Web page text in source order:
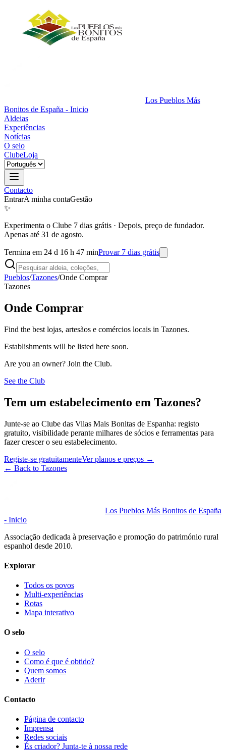
Los Pueblos Más
Bonitos de España - Inicio
Aldeias
Experiências
Notícias
O selo
ClubeLoja
Contacto
EntrarA minha contaGestão
✨
Experimenta o Clube 7 dias grátis · Depois, preço de fundador.
Apenas até 31 de agosto.
Termina em 24 d 16 h 47 minProvar 7 dias grátis
Pueblos/Tazones/Onde Comprar
Tazones
Onde Comprar
Find the best lojas, artesãos e comércios locais in Tazones.
Establishments will be listed here soon.
Are you an owner? Join the Club.
See the Club
Tem um estabelecimento em Tazones?
Junte-se ao Clube das Vilas Mais Bonitas de Espanha: registo
gratuito, visibilidade perante milhares de sócios e ferramentas para
fazer crescer o seu estabelecimento.
Registe-se gratuitamenteVer planos e preços →
← Back to Tazones
Los Pueblos Más Bonitos de España
- Inicio
Associação dedicada à preservação e promoção do património rural
espanhol desde 2010.
Explorar
Todos os povos
Multi-experiências
Rotas
Mapa interativo
O selo
O selo
Como é que é obtido?
Quem somos
Aderir
Contacto
Página de contacto
Imprensa
Redes sociais
És criador? Junta-te à nossa rede